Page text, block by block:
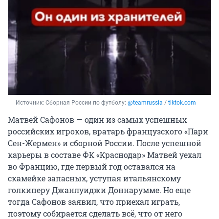
Источник: Сборная России по футболу: @teamrussia / tiktok.com
Матвей Сафонов — один из самых успешных
российских игроков, вратарь французского «Пари
Сен-Жермен» и сборной России. После успешной
карьеры в составе ФК «Краснодар» Матвей уехал
во Францию, где первый год оставался на
скамейке запасных, уступая итальянскому
голкиперу Джанлуиджи Доннарумме. Но еще
тогда Сафонов заявил, что приехал играть,
поэтому собирается сделать всё, что от него